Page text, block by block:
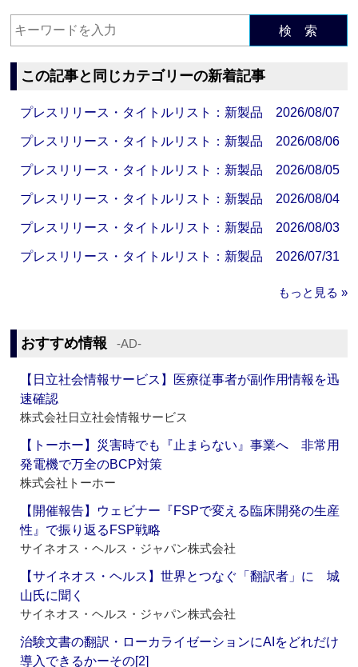
検 索
この記事と同じカテゴリーの新着記事
プレスリリース・タイトルリスト：新製品 2026/08/07
プレスリリース・タイトルリスト：新製品 2026/08/06
プレスリリース・タイトルリスト：新製品 2026/08/05
プレスリリース・タイトルリスト：新製品 2026/08/04
プレスリリース・タイトルリスト：新製品 2026/08/03
プレスリリース・タイトルリスト：新製品 2026/07/31
もっと見る »
おすすめ情報 ‐AD‐
【日立社会情報サービス】医療従事者が副作用情報を迅
速確認
株式会社日立社会情報サービス
【トーホー】災害時でも『止まらない』事業へ 非常用
発電機で万全のBCP対策
株式会社トーホー
【開催報告】ウェビナー『FSPで変える臨床開発の生産
性』で振り返るFSP戦略
サイネオス・ヘルス・ジャパン株式会社
【サイネオス・ヘルス】世界とつなぐ「翻訳者」に 城
山氏に聞く
サイネオス・ヘルス・ジャパン株式会社
治験文書の翻訳・ローカライゼーションにAIをどれだけ
導入できるかーその[2]